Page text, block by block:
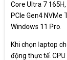
Core Ultra 7
PCIe Gen4 NVMe
Windows 11 Pro.
Khi chọn laptop
động thực tế.